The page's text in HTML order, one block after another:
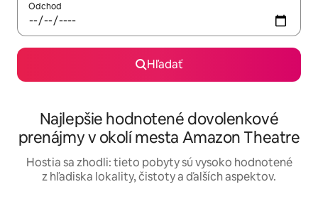
Odchod
Hľadať
Najlepšie hodnotené dovolenkové
prenájmy v okolí mesta Amazon Theatre
Hostia sa zhodli: tieto pobyty sú vysoko hodnotené
z hľadiska lokality, čistoty a ďalších aspektov.